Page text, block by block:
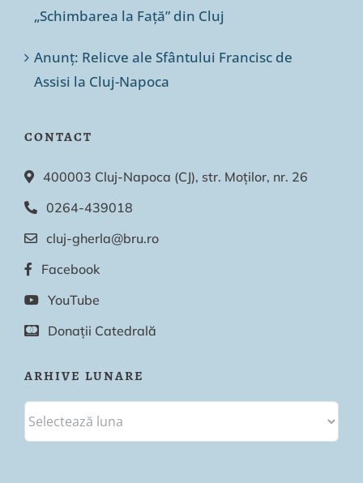
„Schimbarea la Față” din Cluj
Anunț: Relicve ale Sfântului Francisc de
Assisi la Cluj-Napoca
CONTACT
400003 Cluj-Napoca (CJ), str. Moților, nr. 26
0264-439018
cluj-gherla@bru.ro
Facebook
YouTube
Donații Catedrală
ARHIVE LUNARE